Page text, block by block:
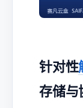
针对性
存储与